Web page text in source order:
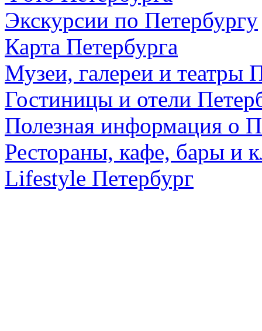
Экскурсии по Петербургу
Карта Петербурга
Музеи, галереи и театры
Гостиницы и отели
Полезная информация о
Рестораны, кафе, бары и
Lifestyle Петербург